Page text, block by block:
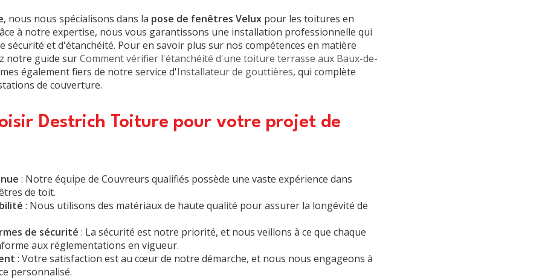
, nous nous spécialisons dans la pose de fenêtres Velux pour les toitures en
à notre expertise, nous vous garantissons une installation professionnelle qui
sécurité et d'étanchéité. Pour en savoir plus sur nos compétences en matière
notre guide surComment vérifier l'étanchéité d'une toiture terrasse aux Baux-de-
également fiers de notre service d'Installateur de gouttières, qui complète
de couverture.
Destrich Toiture pour votre projet de
: Notre équipe de Couvreurs qualifiés possède une vaste expérience dans
de toit.
: Nous utilisons des matériaux de haute qualité pour assurer la longévité de
de sécurité : La sécurité est notre priorité, et nous veillons à ce que chaque
aux réglementations en vigueur.
: Votre satisfaction est au cœur de notre démarche, et nous nous engageons à
personnalisé.